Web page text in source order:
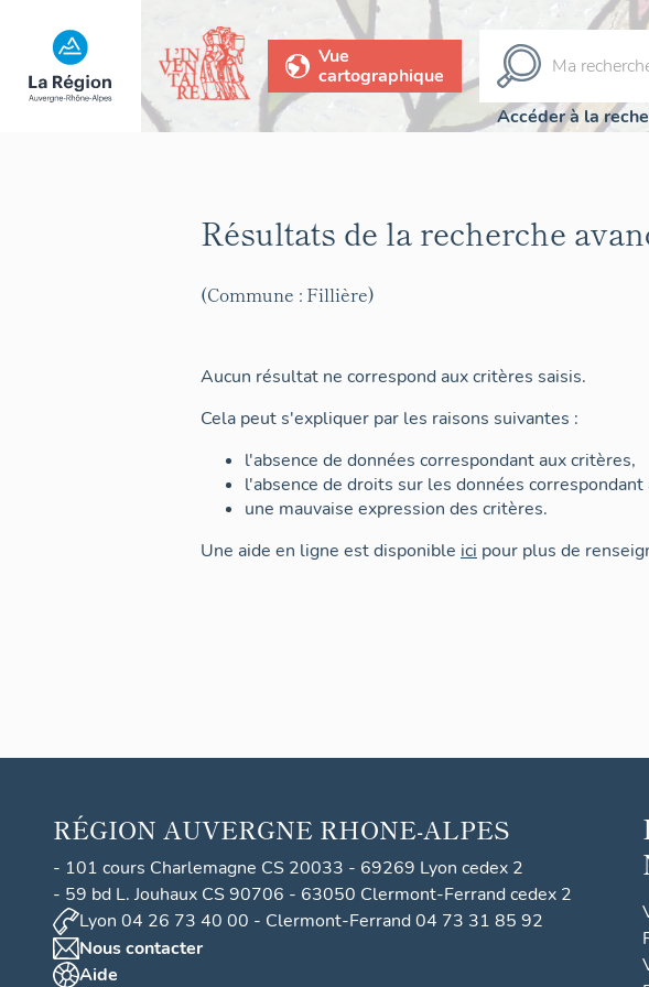
Vue
cartographique
Accéder à la
Résultats de la recherche
(Commune : Fillière)
Aucun résultat ne correspond aux critères saisis.
Cela peut s'expliquer par les raisons suivantes :
l'absence de données correspondant aux critères,
l'absence de droits sur les données correspondant
une mauvaise expression des critères.
Une aide en ligne est disponible ici pour plus de
RÉGION AUVERGNE RHONE-ALPES
- 101 cours Charlemagne CS 20033 - 69269 Lyon cedex 2
- 59 bd L. Jouhaux CS 90706 - 63050 Clermont-Ferrand cedex 2
Lyon 04 26 73 40 00 - Clermont-Ferrand 04 73 31 85 92
Nous contacter
Aide